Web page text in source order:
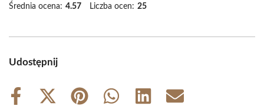
Średnia ocena: 4.57 Liczba ocen: 25
Udostępnij
Share
Share
Share
Share
Share
Share